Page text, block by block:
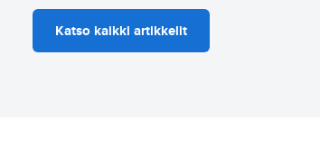
Katso kaikki artikkelit